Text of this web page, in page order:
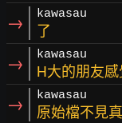
→ kawasau
了
→ kawasau
H大的朋友
→ kawasau
原始檔不見